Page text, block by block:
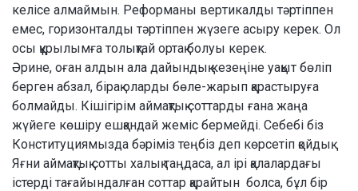
келісе алмаймын. Реформаны вер­тикалды тәртіппен
емес, горизонталды тәр­тіппен жүзеге асыру керек. Ол
осы құры­лымға толықтай ортақ болуы керек.
Әрине, оған алдын ала дайындық ке­зе­ңіне уақыт бөліп
берген абзал, бірақ олар­ды бөле-жарып қарастыруға
бол­майды. Кішігірім аймақтық соттарды ғана жаңа
жүйеге көшіру ешқандай жеміс бер­мей­ді. Себебі біз
Конституциямызда бәрі­міз теңбіз деп көрсетіп қойдық.
Яғни ай­мақтық сотты халық таңдаса, ал ірі қала­лар­дағы
істерді тағайындалған соттар қарайтын болса, бұл бір